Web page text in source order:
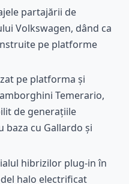
partajării de
Volkswagen, dând ca
pe platforme
pe platforma și
Temerario,
de generațiile
cu Gallardo și
hibrizilor plug-in în
halo electrificat